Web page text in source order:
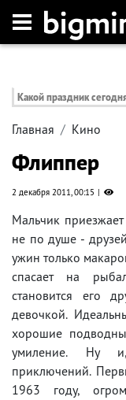
Какой праздник
Главная Кино
Флиппер
2 декабря 2011, 00:15
Мальчик
не по душе -
ужин только
спасает на
становится его
девочкой.
хорошие
умиление. Ну
приключений.
1963 году,